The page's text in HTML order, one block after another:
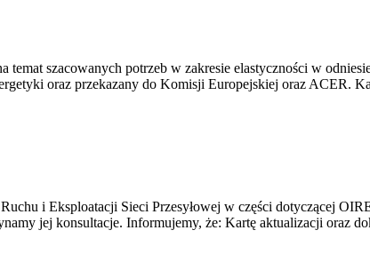
szacowanych potrzeb w zakresie elastyczności w
oraz przekazany do Komisji Europejskiej oraz ACER.
i Eksploatacji Sieci Przesyłowej w części dotyczącej
jej konsultacje. Informujemy, że: Kartę aktualizacji oraz